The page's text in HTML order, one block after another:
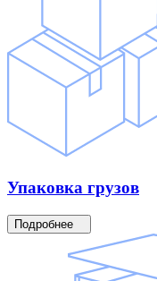
Упаковка грузов
Подробнее